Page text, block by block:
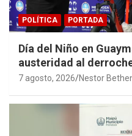
POLÍTICA PORTADA
Día del Niño en
austeridad al
7 agosto, 2026 Nestor